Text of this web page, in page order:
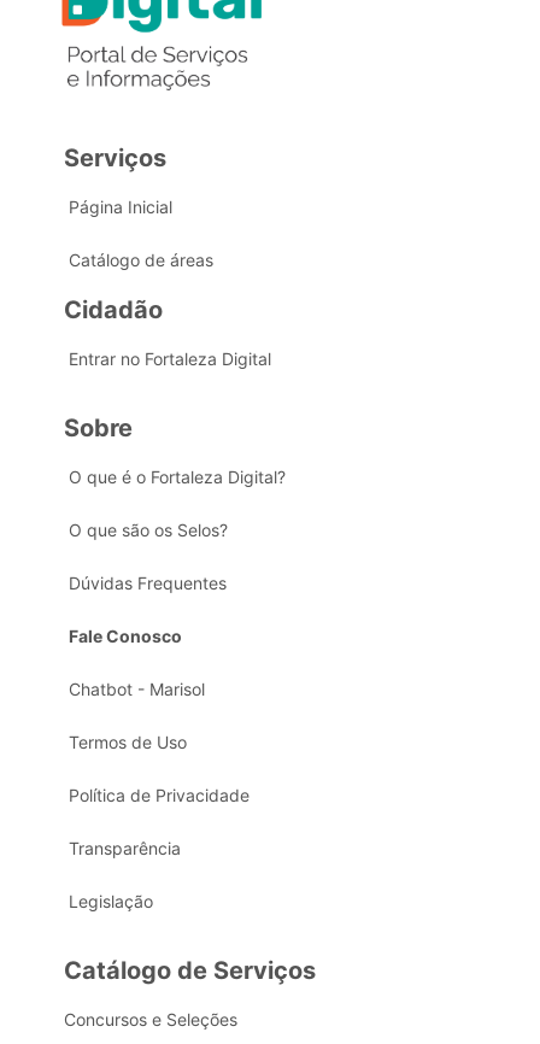
Serviços
Página Inicial
Catálogo de áreas
Cidadão
Entrar no Fortaleza Digital
Sobre
O que é o Fortaleza Digital?
O que são os Selos?
Dúvidas Frequentes
Fale Conosco
Chatbot - Marisol
Termos de Uso
Política de Privacidade
Transparência
Legislação
Catálogo de Serviços
Concursos e Seleções